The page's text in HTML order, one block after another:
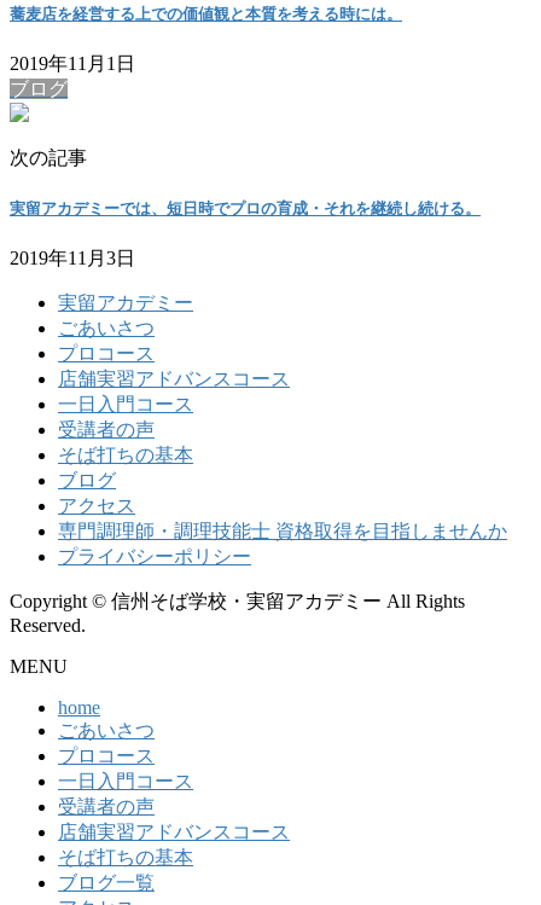
蕎麦店を経営する上での価値観と本質を考える時には。
2019年11月1日
ブログ
次の記事
実留アカデミーでは、短日時でプロの育成・それを継続し続ける。
2019年11月3日
実留アカデミー
ごあいさつ
プロコース
店舗実習アドバンスコース
一日入門コース
受講者の声
そば打ちの基本
ブログ
アクセス
専門調理師・調理技能士 資格取得を目指しませんか
プライバシーポリシー
Copyright © 信州そば学校・実留アカデミー All Rights
Reserved.
MENU
home
ごあいさつ
プロコース
一日入門コース
受講者の声
店舗実習アドバンスコース
そば打ちの基本
ブログ一覧